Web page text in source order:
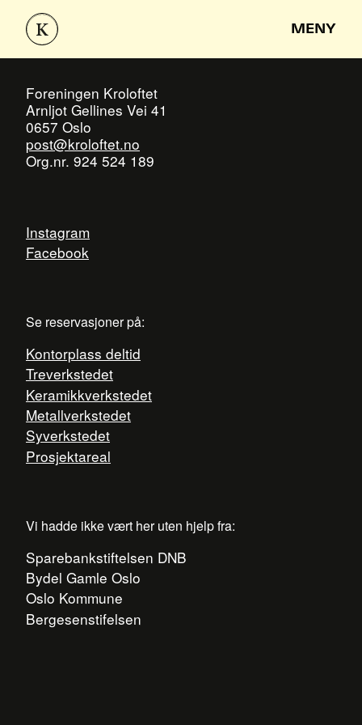
MENY
Foreningen Kroloftet
Arnljot Gellines Vei 41
0657 Oslo
post@kroloftet.no
Org.nr. 924 524 189
Instagram
Facebook
Se reservasjoner på:
Kontorplass deltid
Treverkstedet
Keramikkverkstedet
Metallverkstedet
Syverkstedet
Prosjektareal
Vi hadde ikke vært her uten hjelp fra:
Sparebankstiftelsen DNB
Bydel Gamle Oslo
Oslo Kommune
Bergesenstifelsen